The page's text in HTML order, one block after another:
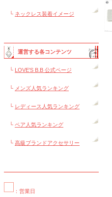
└ ネックレス装着イメージ
運営する各コンテンツ
└ LOVE'S B.B 公式ページ
└ メンズ人気ランキング
└ レディース人気ランキング
└ ペア人気ランキング
└ 高級ブランドアクセサリー
：営業日